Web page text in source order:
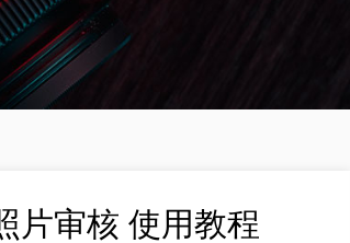
片审核 使用教程